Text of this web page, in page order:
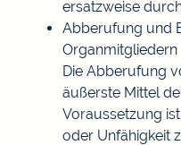
ersatzweise
Abberufung und
Organmitgliedern
Die Abberufung
äußerste Mittel
Voraussetzung
oder Unfähigkeit